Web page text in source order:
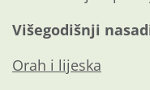
Višegodišnji
Orah i lijeska